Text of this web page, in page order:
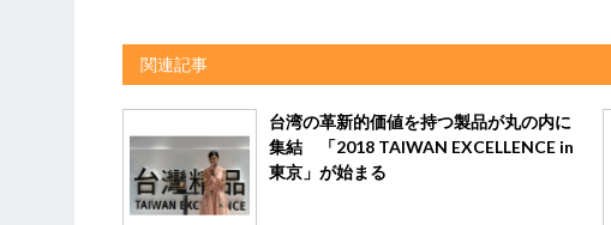
関連記事
台湾の革新的価値を持つ製品が丸の内に
集結 「2018 TAIWAN EXCELLENCE in
東京」が始まる